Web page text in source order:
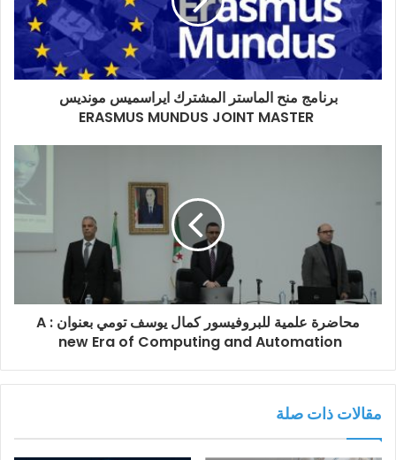
برنامج منح الماستر المشترك ايراسميس مونديس
محاضرة علمية للبروفيسور كمال يوسف تومي بعنوان : A
new Era of Computing and Automation
مقالات ذات صلة